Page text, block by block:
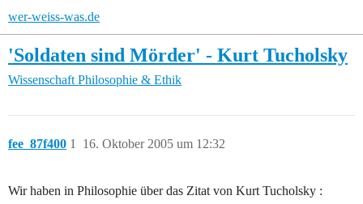
wer-weiss-was.de
'Soldaten sind Mörder' - Kurt Tucholsky
Wissenschaft Philosophie & Ethik
fee_87f400 16. Oktober 2005 um 12:32
1
Wir haben in Philosophie über das Zitat von Kurt Tucholsky :